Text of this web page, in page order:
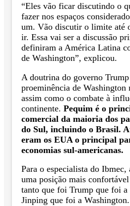
“Eles vão ficar discutindo o
fazer nos espaços
um. Vão discutir o limite até
ir. Essa vai ser a discussão
definiram a América Latina
de Washington”, explicou.
A doutrina do governo
proeminência de Washington
assim como o combate à
continente. Pequim é o
comercial da maioria dos
do Sul, incluindo o Brasil.
eram os EUA o principal
economias sul-americanas.
Para o especialista do Ibmec,
uma posição mais
tanto que foi Trump que foi
Jinping que foi a Washington.